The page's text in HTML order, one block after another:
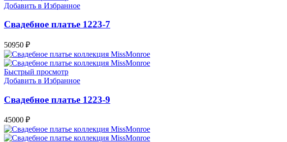
Добавить в Избранное
Свадебное платье 1223-7
50950 ₽
Быстрый просмотр
Добавить в Избранное
Свадебное платье 1223-9
45000 ₽